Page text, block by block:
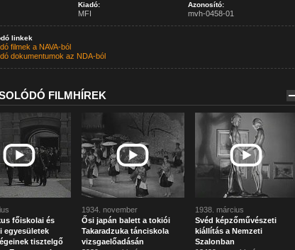
Kiadó:
MFI
Azonosító:
mvh-0458-01
linkek
filmek a NAVA-ból
dokumentumok az NDA-ból
FILMHÍREK
főiskolai és
egyesületek
tisztelgő
1934. november
Ősi japán balett a tokiói
Takaradzuka tánciskola
vizsgaelőadásán
1938. március
Svéd képzőművészeti
kiállítás a Nemzeti
Szalonban